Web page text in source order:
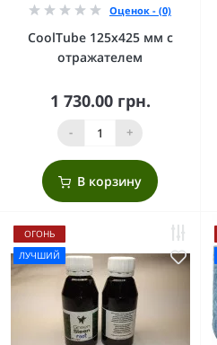
Оценок - (0)
CoolTube 125х425 мм с
отражателем
1 730.00 грн.
- +
В корзину
ОГОНЬ
ЛУЧШИЙ